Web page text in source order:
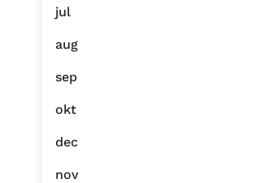
jul
aug
sep
okt
dec
nov